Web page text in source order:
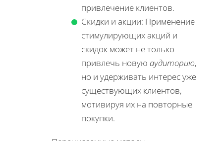
привлечение клиентов.
Скидки и акции: Применение
стимулирующих акций и
скидок может не только
привлечь новую аудиторию,
но и удерживать интерес уже
существующих клиентов,
мотивируя их на повторные
покупки.